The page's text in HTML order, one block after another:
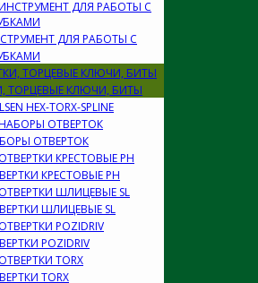
ДЛЯ РАБОТЫ С
ТОРЦЕВЫЕ КЛЮЧИ, БИТЫ
HEX-TORX-SPLINE
ОТВЕРТОК
КРЕСТОВЫЕ PH
ШЛИЦЕВЫЕ SL
POZIDRIV
TORX